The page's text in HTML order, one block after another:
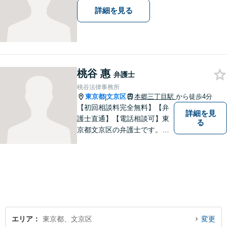
詳細を見る
桃谷 惠 弁護士
桃谷法律事務所
東京都|文京区 本郷三丁目駅 から徒歩4分
【初回相談料完全無料】【弁
護士直通】【電話相談可】東
京都文京区の弁護士です。夜
詳細を見
る
エリア 東京都、文京区 変更